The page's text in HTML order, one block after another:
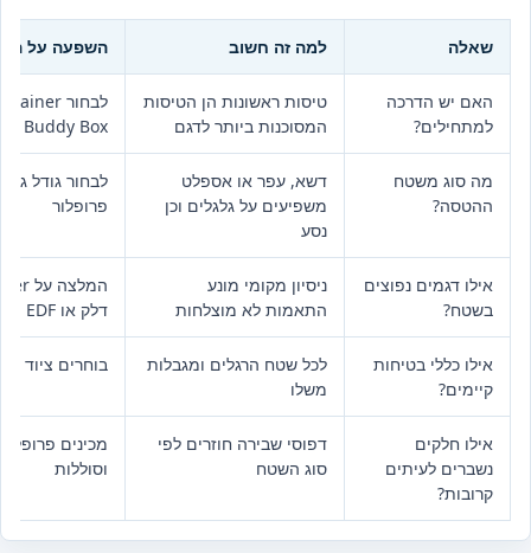
שאלה למה זה חשוב השפעה על
האם יש הדרכה
למתחילים?
טיסות ראשונות הן הטיסות
המסוכנות ביותר לדגם
Buddy Box ופרופלורים רזרביים
מה סוג משטח
ההטסה?
דשא, עפר או אספלט
משפיעים על גלגלים וכן
נסע
לבחור גודל
פרופלור
אילו דגמים נפוצים
בשטח?
ניסיון מקומי מונע
התאמות לא מוצלחות
דלק או EDF משתנה
אילו כללי בטיחות
קיימים?
לכל שטח הרגלים ומגבלות
משלו
בוחרים ציוד
אילו חלקים
נשברים לעיתים
קרובות?
דפוסי שבירה חוזרים לפי
סוג השטח
מכינים
וסוללות